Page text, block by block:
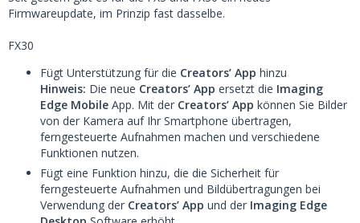
Firmwareupdate, im Prinzip fast dasselbe.
FX30
Fügt Unterstützung für die Creators’ App hinzu
Hinweis: Die neue Creators’ App ersetzt die Imaging
Edge Mobile App. Mit der Creators’ App können Sie Bilder
von der Kamera auf Ihr Smartphone übertragen,
ferngesteuerte Aufnahmen machen und verschiedene
Funktionen nutzen.
Fügt eine Funktion hinzu, die die Sicherheit für
ferngesteuerte Aufnahmen und Bildübertragungen bei
Verwendung der Creators’ App und der Imaging Edge